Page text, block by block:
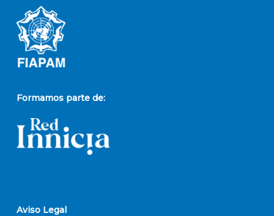
Formamos parte de:
Aviso Legal